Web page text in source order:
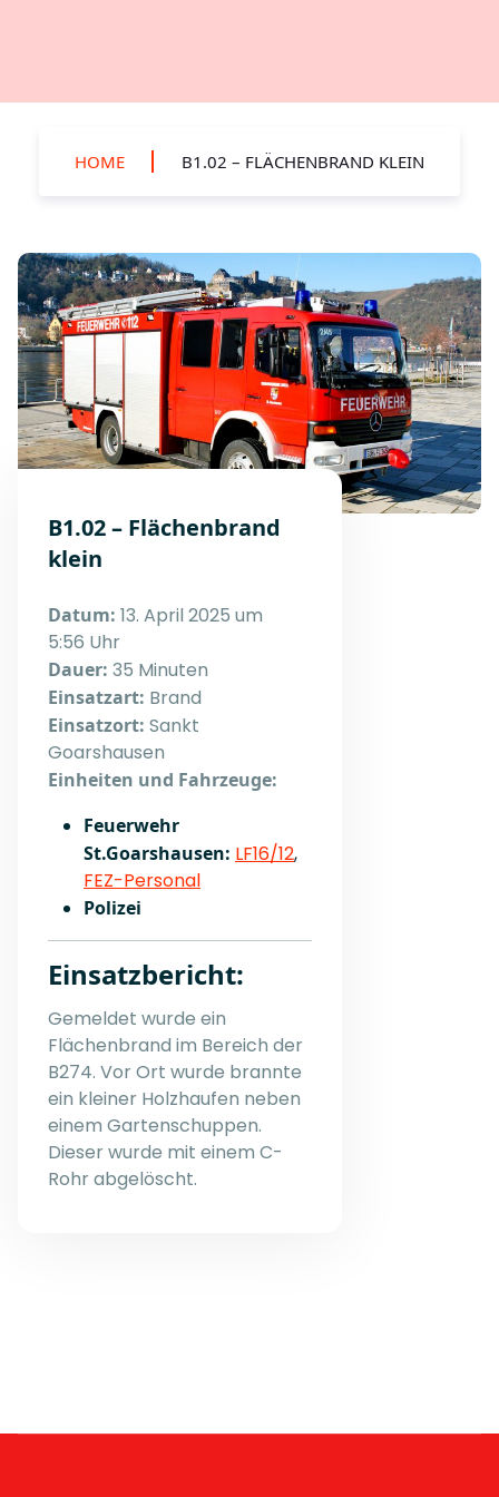
HOME B1.02 – FLÄCHENBRAND KLEIN
B1.02 – Flächenbrand
klein
Datum: 13. April 2025 um
5:56 Uhr
Dauer: 35 Minuten
Einsatzart: Brand
Einsatzort: Sankt
Goarshausen
Einheiten und Fahrzeuge:
Feuerwehr
St.Goarshausen: LF16/12,
FEZ-Personal
Polizei
Einsatzbericht:
Gemeldet wurde ein
Flächenbrand im Bereich der
B274. Vor Ort wurde brannte
ein kleiner Holzhaufen neben
einem Gartenschuppen.
Dieser wurde mit einem C-
Rohr abgelöscht.